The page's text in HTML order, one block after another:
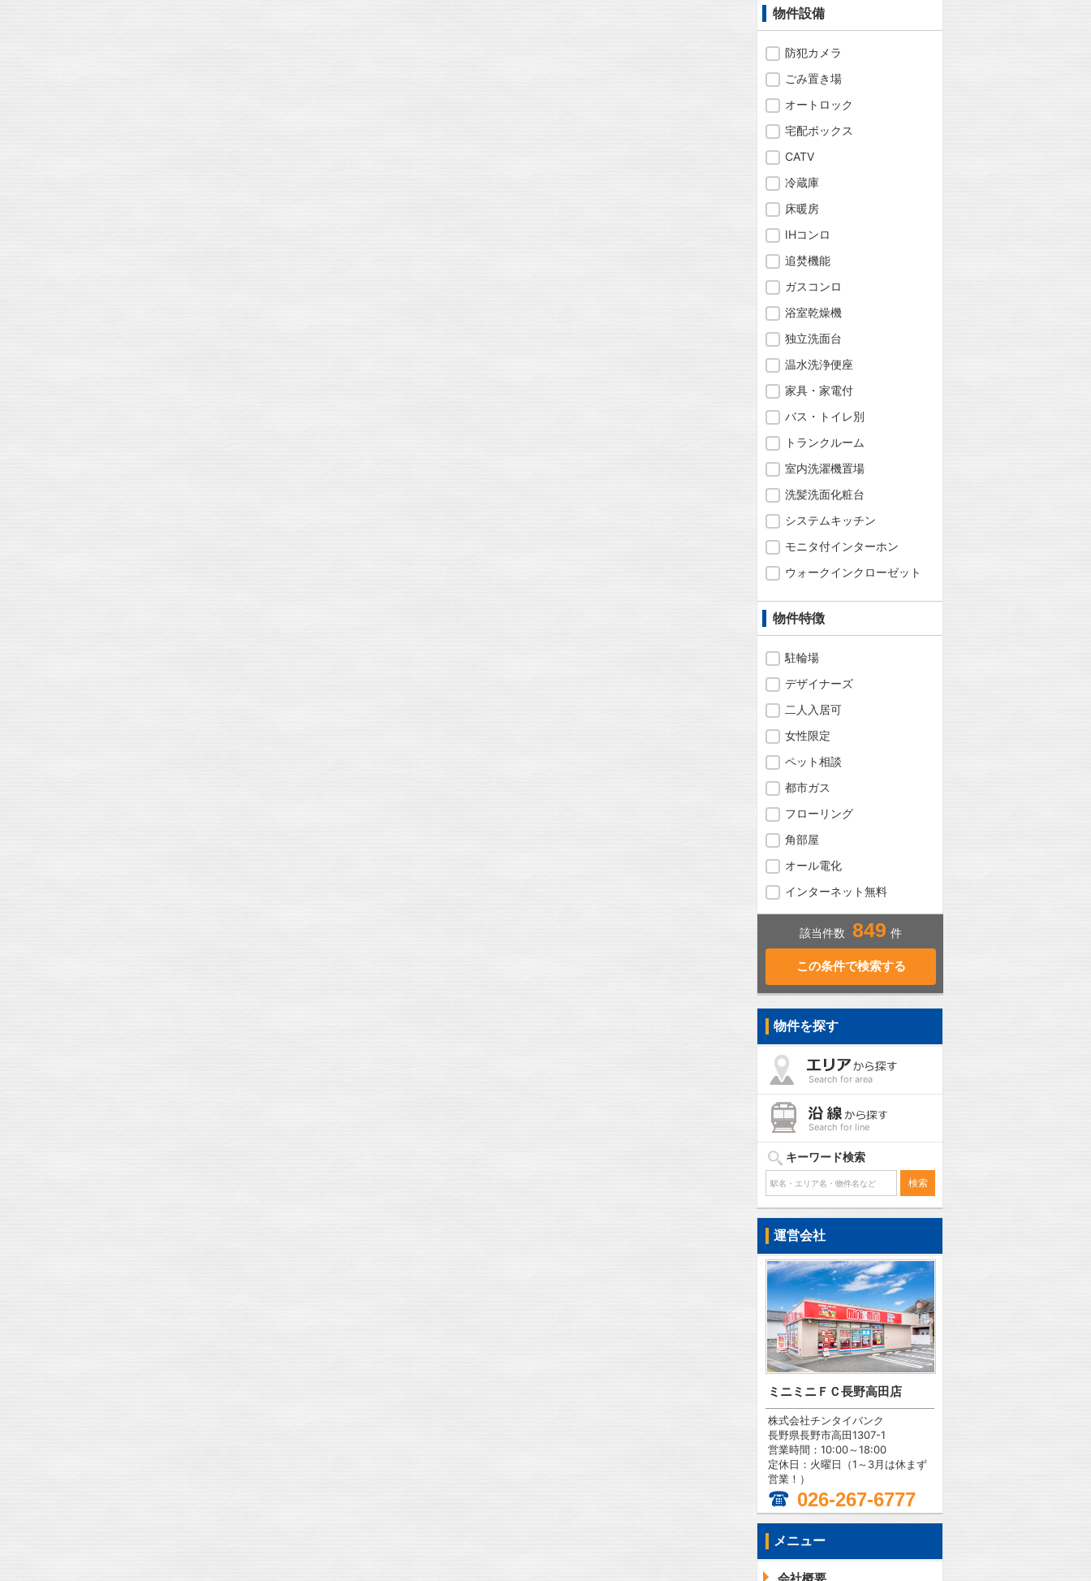
物件設備
防犯カメラ
ごみ置き場
オートロック
宅配ボックス
CATV
冷蔵庫
床暖房
IHコンロ
追焚機能
ガスコンロ
浴室乾燥機
独立洗面台
温水洗浄便座
家具・家電付
バス・トイレ別
トランクルーム
室内洗濯機置場
洗髪洗面化粧台
システムキッチン
モニタ付インターホン
ウォークインクローゼット
物件特徴
駐輪場
デザイナーズ
二人入居可
女性限定
ペット相談
都市ガス
フローリング
角部屋
オール電化
インターネット無料
該当件数 849 件
物件を探す
Search for area
Search for line
キーワード検索
運営会社
ミニミニＦＣ長野高田店
株式会社チンタイバンク
長野県長野市高田1307-1
営業時間：10:00～18:00
定休日：火曜日（1～3月は休まず
営業！）
026-267-6777
メニュー